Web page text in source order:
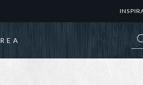
REA